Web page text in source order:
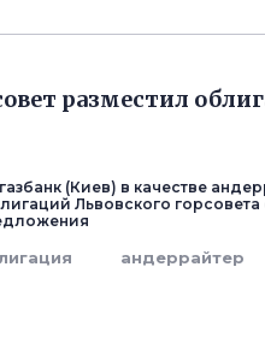
разместил
(Киев) в качестве
Львовского
андеррайтер